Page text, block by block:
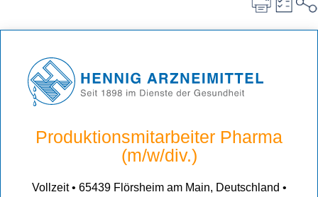
Produktionsmitarbeiter Pharma
(m/w/div.)
Vollzeit • 65439 Flörsheim am Main, Deutschland •